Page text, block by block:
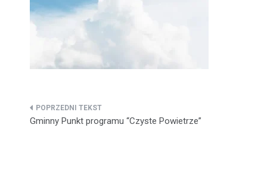
Nawigacja
Gminny Punkt programu “Czyste Powietrze”